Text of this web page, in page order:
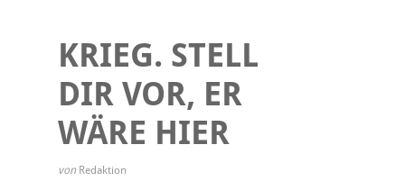
KRIEG. STELL
DIR VOR, ER
WÄRE HIER
von Redaktion